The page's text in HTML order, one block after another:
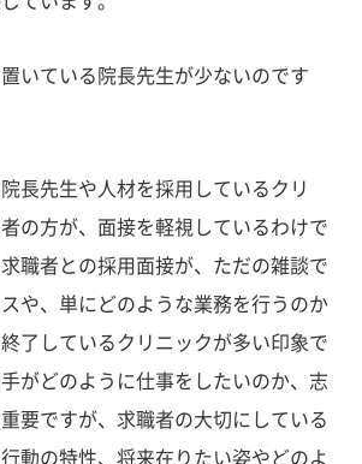
いている院長先生が少ないのです
長先生や人材を採用しているクリ
の方が、面接を軽視しているわけで
職者との採用面接が、ただの雑談で
や、単にどのような業務を行うのか
了しているクリニックが多い印象で
がどのように仕事をしたいのか、志
要ですが、求職者の大切にしている
動の特性、将来在りたい姿やどのよ